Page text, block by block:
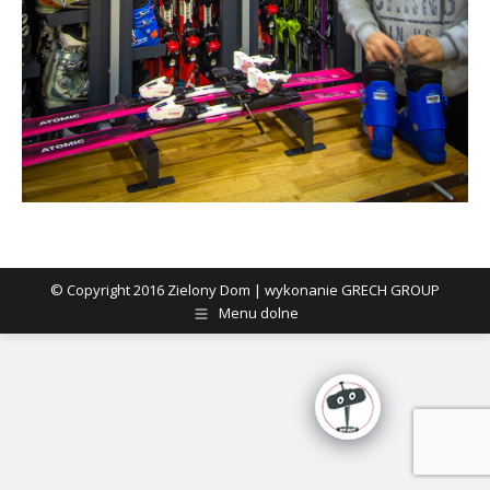
© Copyright 2016 Zielony Dom | wykonanie GRECH GROUP
Menu dolne